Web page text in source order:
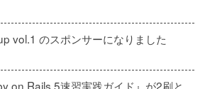
vol.1 のスポンサーになりました
on Rails 5速習実践ガイド』が2刷と